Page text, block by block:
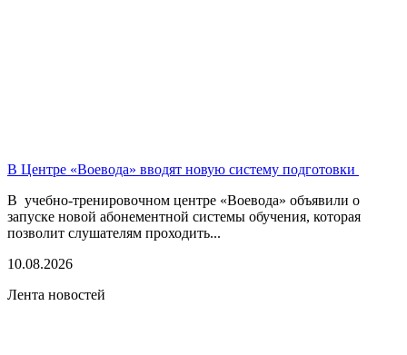
В Центре «Воевода» вводят новую систему подготовки
В учебно-тренировочном центре «Воевода» объявили о
запуске новой абонементной системы обучения, которая
позволит слушателям проходить...
10.08.2026
Лента новостей